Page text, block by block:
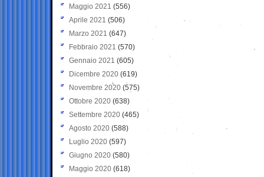
Maggio 2021 (556)
Aprile 2021 (506)
Marzo 2021 (647)
Febbraio 2021 (570)
Gennaio 2021 (605)
Dicembre 2020 (619)
Novembre 2020 (575)
Ottobre 2020 (638)
Settembre 2020(465)
Agosto 2020 (588)
Luglio 2020 (597)
Giugno 2020 (580)
Maggio 2020 (618)